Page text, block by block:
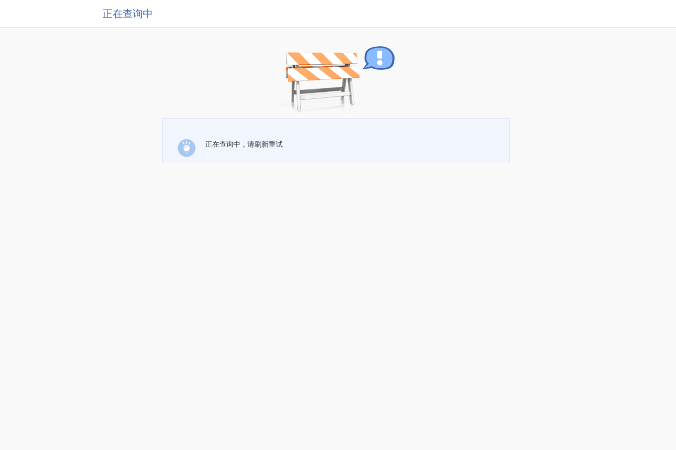
正在查询中
正在查询中，请刷新重试